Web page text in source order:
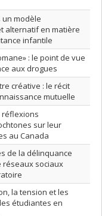
un modèle
alternatif en matière
infantile
: le point de vue
aux drogues
créative : le récit
mutuelle
réflexions
sur leur
au Canada
de la délinquance
réseaux sociaux
la tension et les
étudiantes en